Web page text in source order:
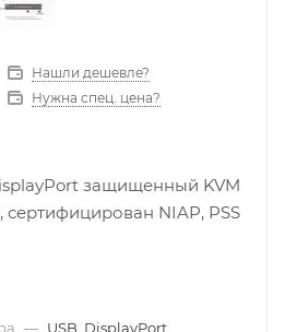
Нашли дешевле?
Нужна спец. цена?
защищенный KVM
сертифицирован NIAP, PSS
— USB, DisplayPort